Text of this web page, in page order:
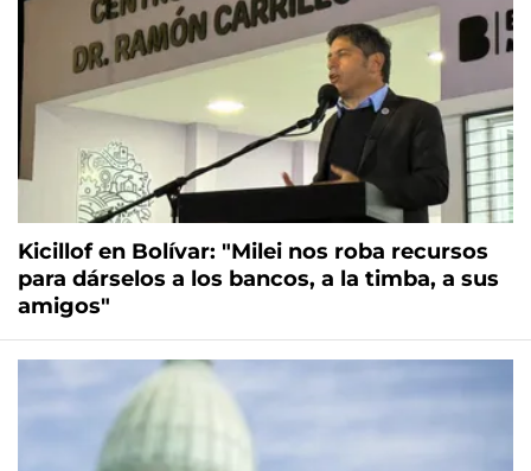
Kicillof en Bolívar: "Milei nos roba recursos
para dárselos a los bancos, a la timba, a sus
amigos"